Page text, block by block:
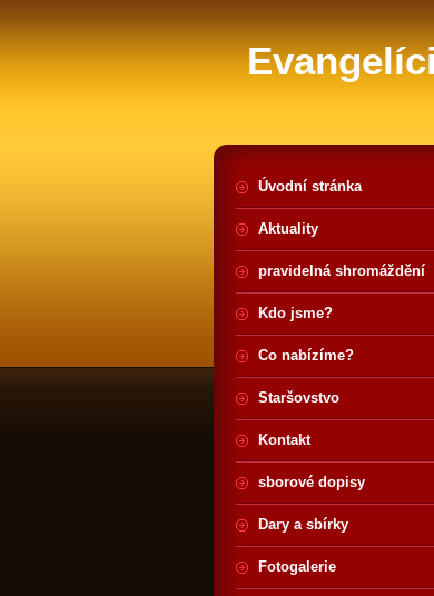
Úvodní stránka
Aktuality
pravidelná shromáždění
Kdo jsme?
Co nabízíme?
Staršovstvo
Kontakt
sborové dopisy
Dary a sbírky
Fotogalerie